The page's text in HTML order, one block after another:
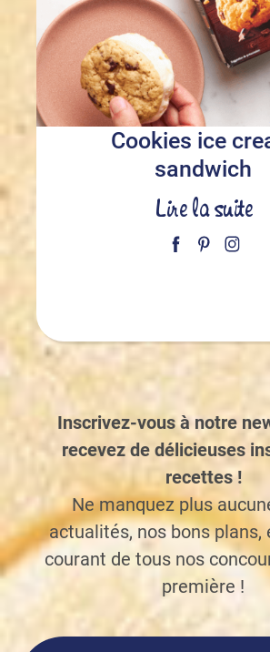
Cookies ice
sandwich
Lire la suite
Inscrivez-vous à notre
recevez de délicieuses
recettes !
Ne manquez plus
actualités, nos bons plans,
courant de tous nos
première !